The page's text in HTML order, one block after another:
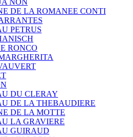
NON
DE LA ROMANEE CONTI
PETRUS
RONCO
DU CLERAY
DE LA THEBAUDIERE
DE LA MOTTE
LA GRAVIERE
GUIRAUD